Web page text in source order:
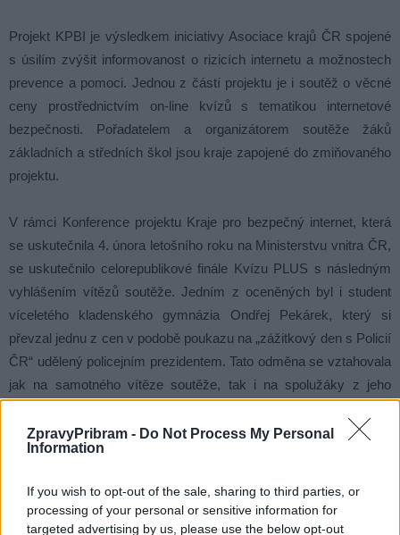
ZpravyPribram - Do Not Process My Personal
Information
If you wish to opt-out of the sale, sharing to third parties, or
processing of your personal or sensitive information for
targeted advertising by us, please use the below opt-out
Projekt KPBI je výsledkem iniciativy Asociace krajů ČR spojené
s úsilím zvýšit informovanost o rizicích internetu a možnostech
prevence a pomoci. Jednou z částí projektu je i soutěž o věcné
ceny prostřednictvím on-line kvízů s tematikou internetové
bezpečnosti. Pořadatelem a organizátorem soutěže žáků
základních a středních škol jsou kraje zapojené do zmiňovaného
projektu.
V rámci Konference projektu Kraje pro bezpečný internet, která
se uskutečnila 4. února letošního roku na Ministerstvu vnitra ČR,
se uskutečnilo celorepublikové finále Kvízu PLUS s následným
vyhlášením vítězů soutěže. Jedním z oceněných byl i student
víceletého kladenského gymnázia Ondřej Pekárek, který si
převzal jednu z cen v podobě poukazu na „zážitkový den s Policií
ČR“ udělený policejním prezidentem. Tato odměna se vztahovala
jak na samotného vítěze soutěže, tak i na spolužáky z jeho